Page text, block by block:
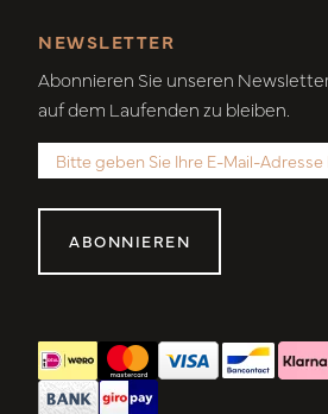
NEWSLETTER
Abonnieren Sie unseren
auf dem Laufenden zu bleiben.
ABONNIEREN